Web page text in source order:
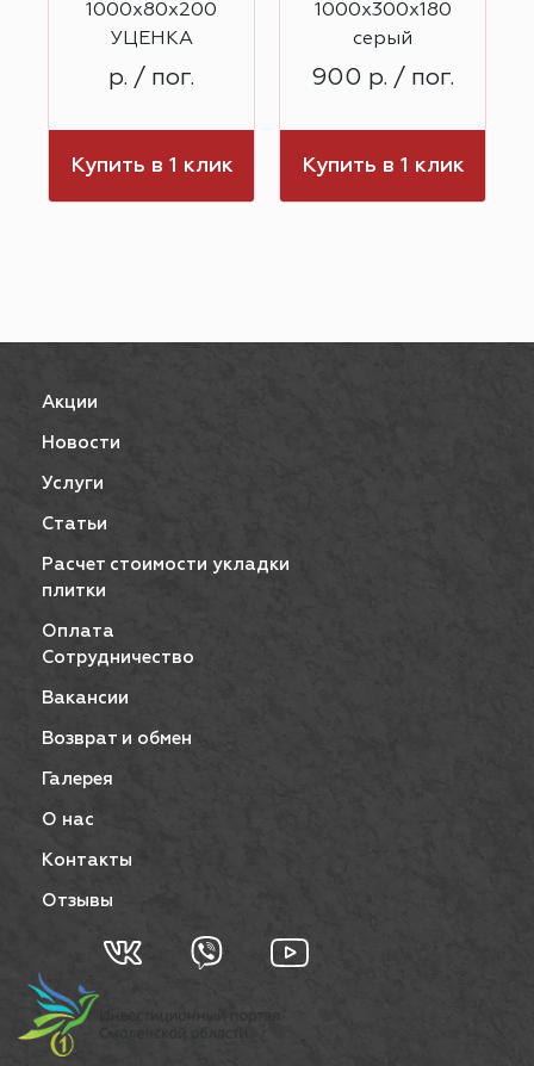
1000х80х200
УЦЕНКА
р. / пог.
Купить в 1 клик
1000х300х180
серый
900 р. / пог.
Купить в 1 клик
Акции
Новости
Услуги
Статьи
Расчет стоимости укладки
плитки
Оплата
Сотрудничество
Вакансии
Возврат и обмен
Галерея
О нас
Контакты
Отзывы